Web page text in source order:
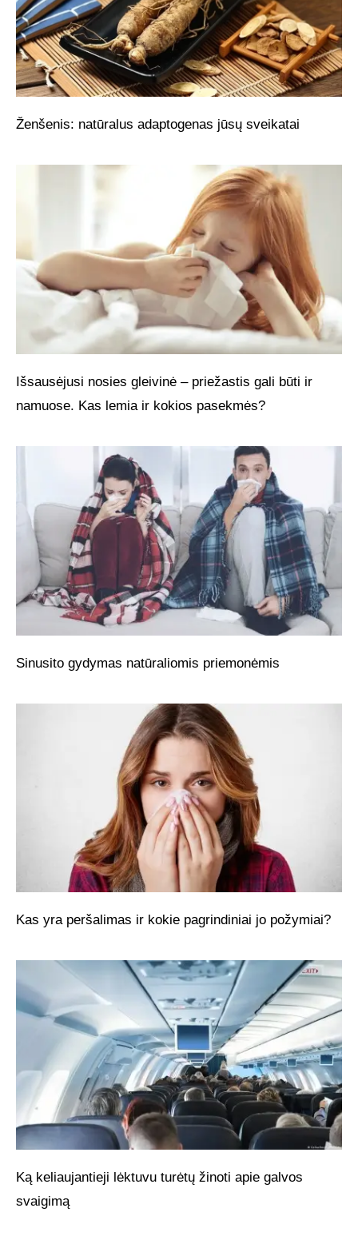
Ženšenis: natūralus adaptogenas jūsų sveikatai
Išsausėjusi nosies gleivinė – priežastis gali būti ir
namuose. Kas lemia ir kokios pasekmės?
Sinusito gydymas natūraliomis priemonėmis
Kas yra peršalimas ir kokie pagrindiniai jo požymiai?
Ką keliaujantieji lėktuvu turėtų žinoti apie galvos
svaigimą